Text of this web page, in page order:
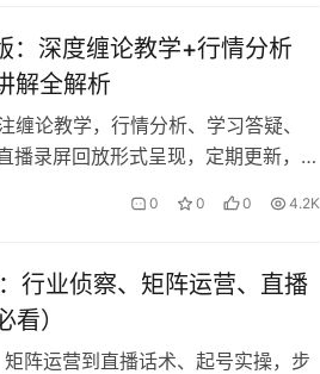
：深度缠论教学+行情分析
解全解析
论教学，行情分析、学习答疑、
录屏回放形式呈现，定期更新，完
0 0 0 4.2K
行业侦察、矩阵运营、直播
）
阵运营到直播话术、起号实操，步